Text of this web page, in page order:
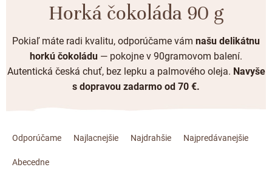
Plnená čokoláda
Mliečna čokoláda
Biela čokoláda
Bean to bar čokoláda
BONBONIÉRY, PRALINKY A HĽUZOVKY
Bonboniéry
Kusové pralinky a hľuzovky
ČOKOLÁDOVÉ ŠPECIALITY
Čokoládové lízanky
Čokoládové krémy
Cibuľové chutney
ZÁKAZKOVÁ VÝROBA
Prihlásenie
Horká čokoláda 90 g
Pokiaľ máte radi kvalitu, odporúčame vám našu delikátnu
horkú čokoládu — pokojne v 90gramovom balení.
Autentická česká chuť, bez lepku a palmového oleja. Navyše
s dopravou zadarmo od 70 €.
Odporúčame Najlacnejšie Najdrahšie Najpredávanejšie
Abecedne